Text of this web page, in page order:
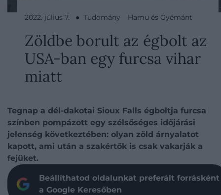
2022. július 7. ● Tudomány Hamu és Gyémánt
Zöldbe borult az égbolt az
USA-ban egy furcsa vihar
miatt
Tegnap a dél-dakotai Sioux Falls égboltja furcsa
színben pompázott egy szélsőséges időjárási
jelenség következtében: olyan zöld árnyalatot
kapott, ami után a szakértők is csak vakarják a
fejüket.
Beállíthatod oldalunkat preferált forrásként
a Google Keresőben